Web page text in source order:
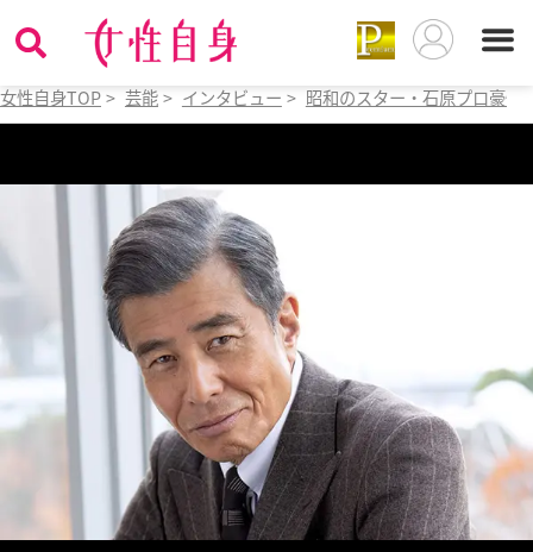
女性自身TOP > 芸能 > インタビュー > 昭和のスター・石原プロ豪